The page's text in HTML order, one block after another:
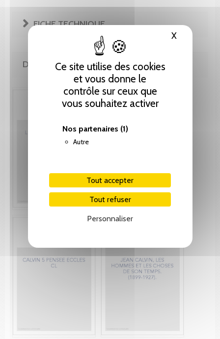
Ce site utilise des cookies
et vous donne le
contrôle sur ceux que
vous souhaitez activer
Nos partenaires (1)
Autre
Tout accepter
Tout refuser
Personnaliser
XMasquer
FICHE TECHNIQUE
DE MÊME AUTEUR(E)